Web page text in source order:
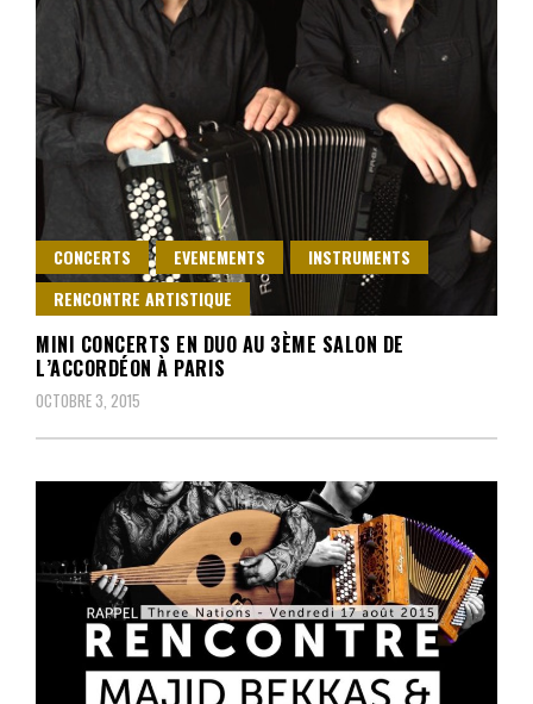
CONCERTS EVENEMENTS
INSTRUMENTS
RENCONTRE ARTISTIQUE
MINI CONCERTS EN DUO AU 3ÈME SALON DE
L’ACCORDÉON À PARIS
OCTOBRE 3, 2015